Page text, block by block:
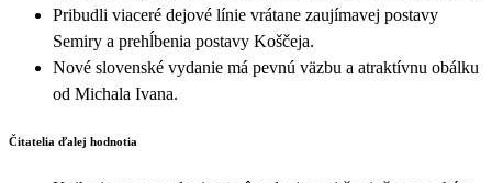
Pribudli viaceré dejové línie vrátane zaujímavej postavy
Semiry a prehĺbenia postavy Koščeja.
Nové slovenské vydanie má pevnú väzbu a atraktívnu obálku
od Michala Ivana.
Čitatelia ďalej hodnotia